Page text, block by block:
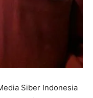
Siber Indonesia